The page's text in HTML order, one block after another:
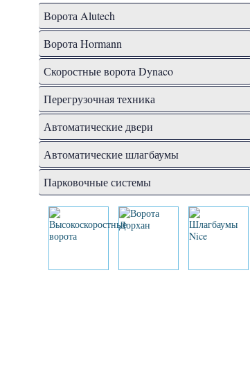
Ворота Alutech
Ворота Hormann
Скоростные ворота Dynaco
Перегрузочная техника
Автоматические двери
Автоматические шлагбаумы
Парковочные системы